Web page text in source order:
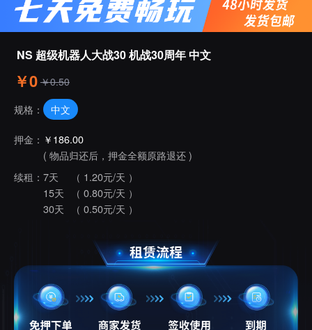
NS 超级机器人大战30 机战30周年 中文
￥0 ￥0.50
规格： 中文
押金： ￥186.00
( 物品归还后，押金全额原路退还 )
续租： 7天
（ 1.20元/天 ）
15天
（ 0.80元/天 ）
30天
（ 0.50元/天 ）